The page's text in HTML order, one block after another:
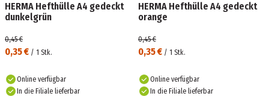
HERMA Hefthülle A4 gedeckt
dunkelgrün
0,35 € / 1 Stk.
0,45 €
Online verfügbar
In die Filiale lieferbar
HERMA Hefthülle A4 gedeckt
orange
0,35 € / 1 Stk.
0,45 €
Online verfügbar
In die Filiale lieferbar